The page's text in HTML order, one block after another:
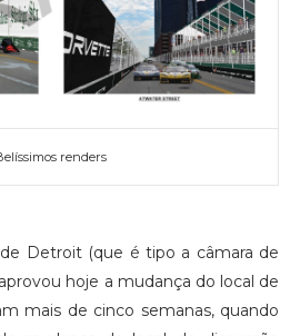
renders
Detroit (que é tipo a câmara de
hoje a mudança do local de
mais de cinco semanas, quando